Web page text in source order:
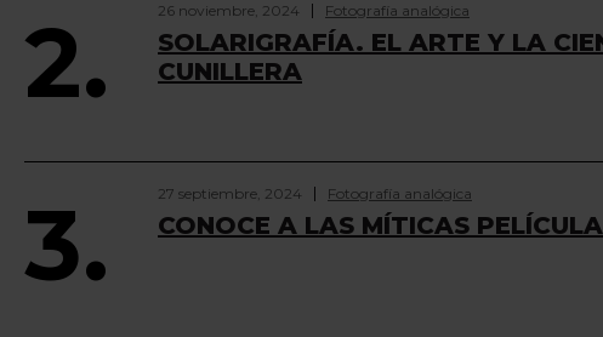
2. 26 noviembre, 2024 Fotografía analógica
SOLARIGRAFÍA. EL ARTE Y LA
CUNILLERA
3. 27 septiembre, 2024 Fotografía analógica
CONOCE A LAS MÍTICAS